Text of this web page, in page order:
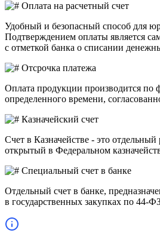
Оплата на расчетный счет
Удобный и безопасный способ для
Подтверждением оплаты является
с отметкой банка о списании
Отсрочка платежа
Оплата продукции производится по
определенного времени,
Казначейский счет
Счет в Казначействе - это отдельный
открытый в Федеральном
Специальный счет в банке
Отдельный счет в банке,
в государственных закупках по 44-